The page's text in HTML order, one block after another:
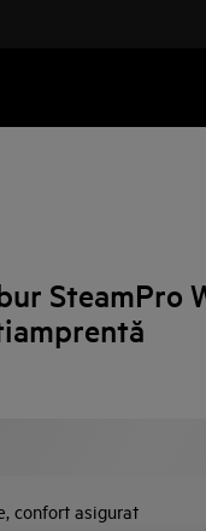
SteamPro
confort asigurat